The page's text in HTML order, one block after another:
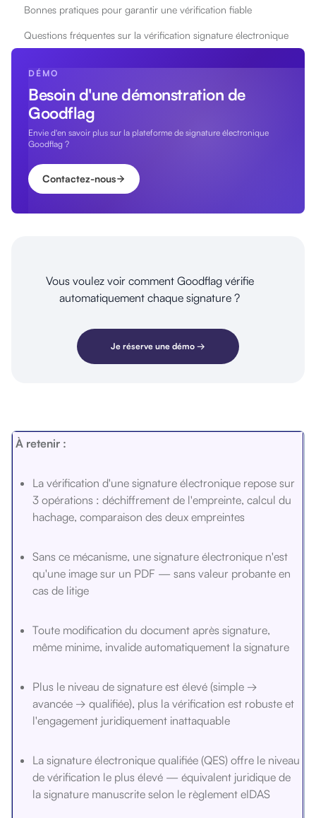
Bonnes pratiques pour garantir une vérification fiable
Questions fréquentes sur la vérification signature électronique
DÉMO
Besoin d'une démonstration de
Goodflag
Envie d'en savoir plus sur la plateforme de signature électronique
Goodflag ?
Contactez-nous
Vous voulez voir comment Goodflag vérifie
automatiquement chaque signature ?
Je réserve une démo →
À retenir :
La vérification d'une signature électronique repose sur
3 opérations : déchiffrement de l'empreinte, calcul du
hachage, comparaison des deux empreintes
Sans ce mécanisme, une signature électronique n'est
qu'une image sur un PDF — sans valeur probante en
cas de litige
Toute modification du document après signature,
même minime, invalide automatiquement la signature
Plus le niveau de signature est élevé (simple →
avancée → qualifiée), plus la vérification est robuste et
l'engagement juridiquement inattaquable
La signature électronique qualifiée (QES) offre le niveau
de vérification le plus élevé — équivalent juridique de
la signature manuscrite selon le règlement eIDAS